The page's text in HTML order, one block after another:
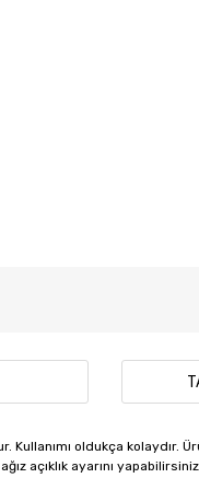
oldukça kolaydır.
açıklık ayarını